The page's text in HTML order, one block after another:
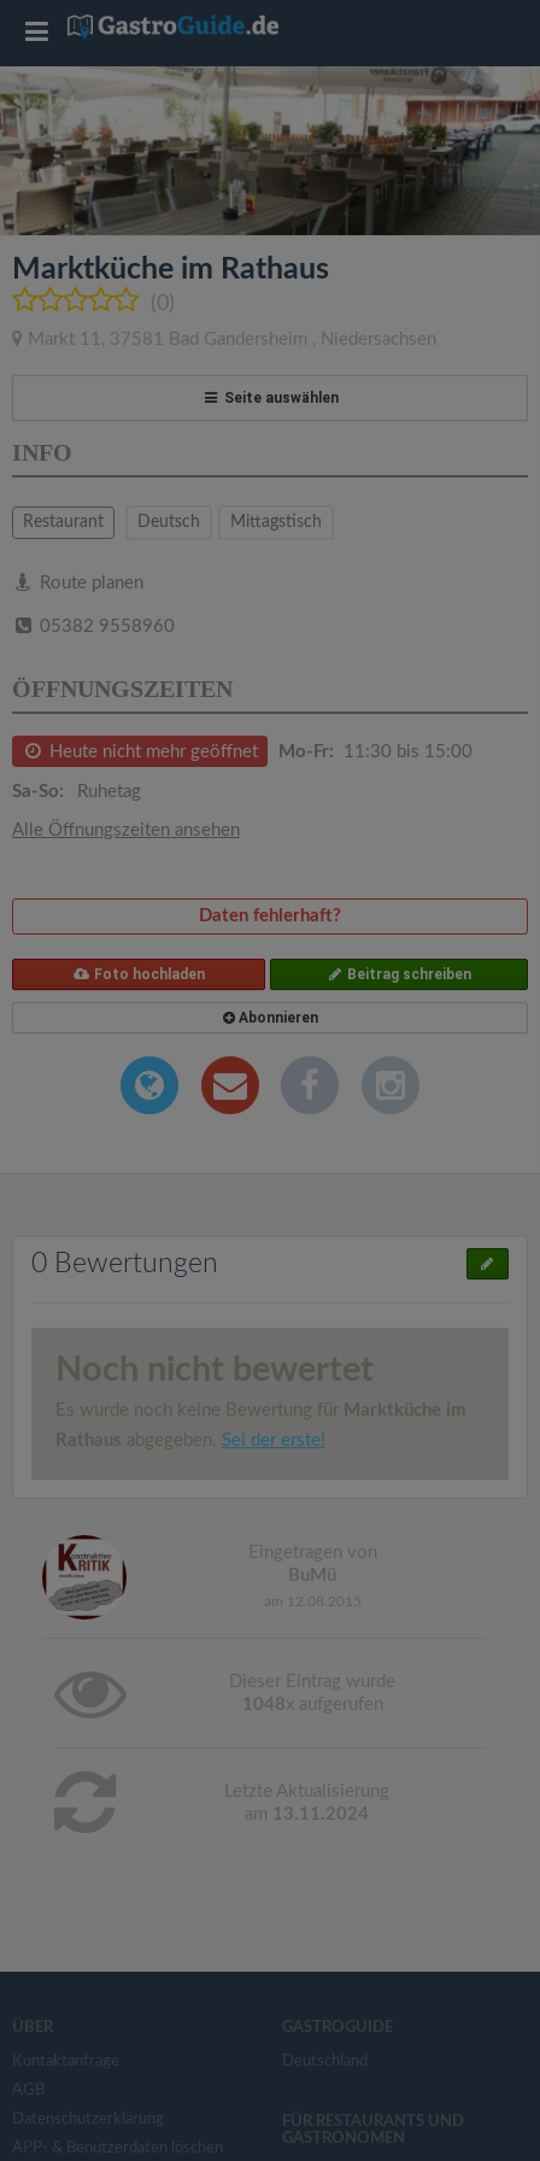
Marktküche im Rathaus
(0)
Markt 11 , 37581 Bad Gandersheim , Niedersachsen
Seite auswählen
INFO
Restaurant Deutsch Mittagstisch
Route planen
05382 9558960
ÖFFNUNGSZEITEN
Heute nicht mehr geöffnet Mo-Fr: 11:30 bis 15:00
Sa-So: Ruhetag
Alle Öffnungszeiten ansehen
Daten fehlerhaft?
Foto hochladen Beitrag schreiben
Abonnieren
0 Bewertungen
Noch nicht bewertet
Es wurde noch keine Bewertung für Marktküche im
Rathaus abgegeben. Sei der erste!
Eingetragen von
BuMü
am 12.08.2015
Dieser Eintrag wurde
1048x aufgerufen
Letzte Aktualisierung
am 13.11.2024
ÜBER
Kontaktanfrage
AGB
Datenschutzerklärung
APP- & Benutzerdaten löschen
GASTROGUIDE
Deutschland
FÜR RESTAURANTS UND
GASTRONOMEN
T
o
g
g
l
e
a
v
a
t
n